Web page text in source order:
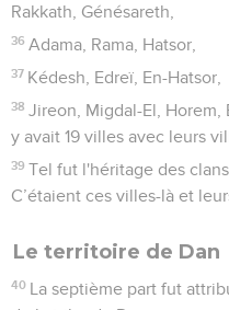
Rakkath, Génésareth,
36 Adama, Rama, Hatsor,
37 Kédesh, Edreï, En-Hatsor,
38 Jireon, Migdal-El, Horem,
y avait 19 villes avec leurs
39 Tel fut l'héritage des
C’étaient ces villes-là et
Le territoire de Dan
40 La septième part fut